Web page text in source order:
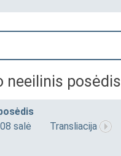
neeilinis posėdis
salė
Transliacija